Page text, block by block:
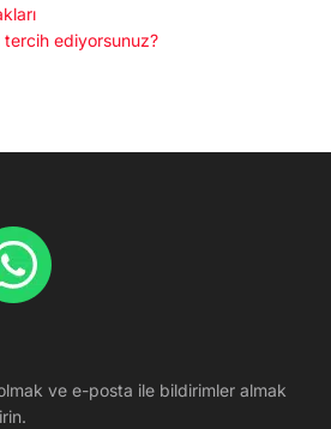
tercih ediyorsunuz?
ve e-posta ile bildirimler almak